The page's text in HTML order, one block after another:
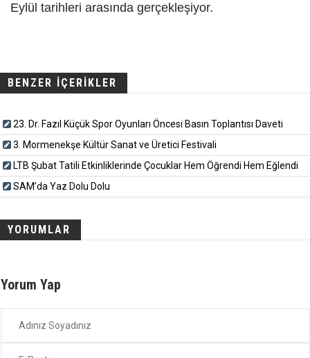
Eylül tarihleri arasında gerçekleşiyor.
BENZER İÇERİKLER
23. Dr. Fazıl Küçük Spor Oyunları Öncesi Basın Toplantısı Daveti
3. Mormenekşe Kültür Sanat ve Üretici Festivali
LTB Şubat Tatili Etkinliklerinde Çocuklar Hem Öğrendi Hem Eğlendi
SAM’da Yaz Dolu Dolu
YORUMLAR
Yorum Yap